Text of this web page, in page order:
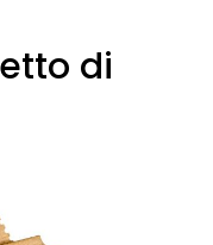
di